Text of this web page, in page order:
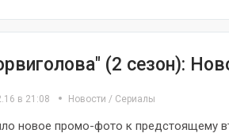
(2 сезон):
в 21:08 Новости / Сериалы
новое промо-фото к предстоящему